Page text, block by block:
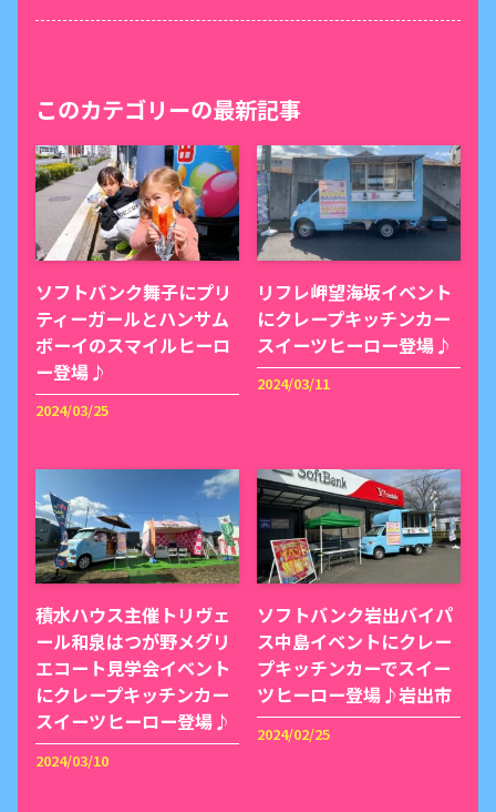
このカテゴリーの最新記事
ソフトバンク舞子にプリ
ティーガールとハンサム
ボーイのスマイルヒーロ
ー登場♪
2024/03/25
リフレ岬望海坂イベント
にクレープキッチンカー
スイーツヒーロー登場♪
2024/03/11
積水ハウス主催トリヴェ
ール和泉はつが野メグリ
エコート見学会イベント
にクレープキッチンカー
スイーツヒーロー登場♪
2024/03/10
ソフトバンク岩出バイパ
ス中島イベントにクレー
プキッチンカーでスイー
ツヒーロー登場♪岩出市
2024/02/25